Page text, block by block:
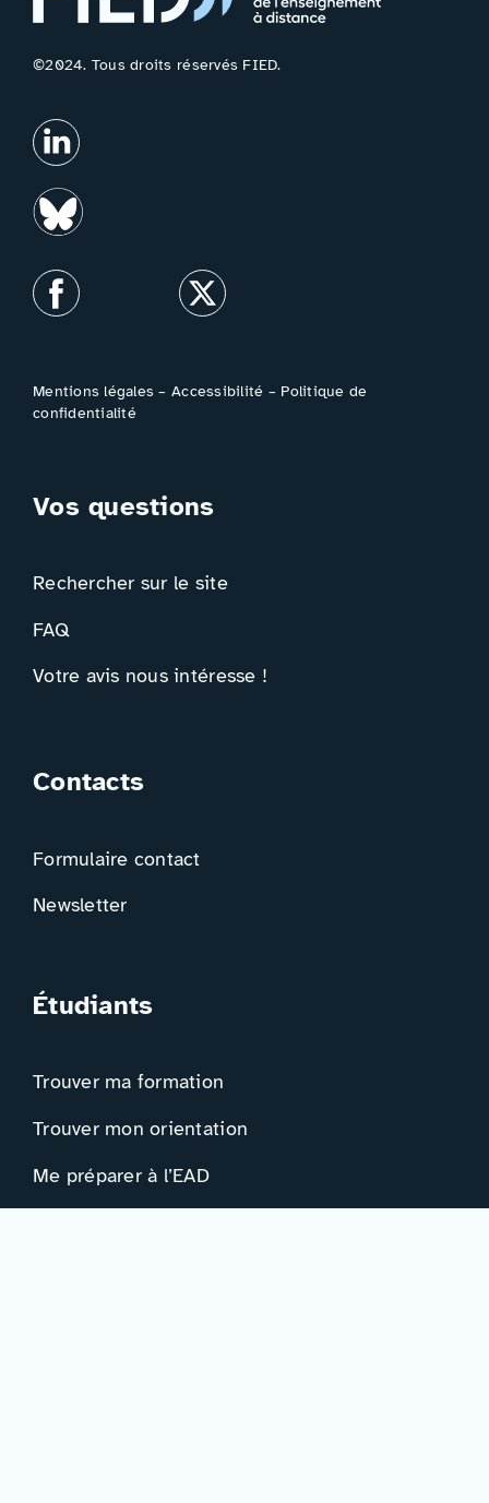
©2024. Tous droits réservés FIED.
Mentions légales –Accessibilité – Politique de
confidentialité
Vos questions
Rechercher sur le site
FAQ
Votre avis nous intéresse !
Contacts
Formulaire contact
Newsletter
Étudiants
Trouver ma formation
Trouver mon orientation
Me préparer à l’EAD